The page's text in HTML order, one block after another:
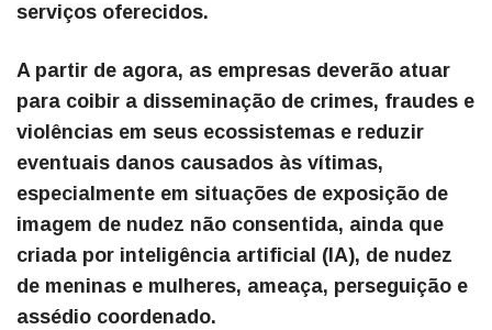
serviços oferecidos.
A partir de agora, as empresas deverão atuar
para coibir a disseminação de crimes, fraudes e
violências em seus ecossistemas e reduzir
eventuais danos causados às vítimas,
especialmente em situações de exposição de
imagem de nudez não consentida, ainda que
criada por inteligência artificial (IA), de nudez
de meninas e mulheres, ameaça, perseguição e
assédio coordenado.